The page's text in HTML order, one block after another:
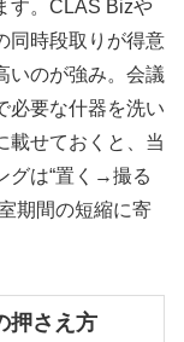
す。CLAS Bizや
同時段取りが得意
いのが強み。会議
必要な什器を洗い
載せておくと、当
グは“置く→撮る
期間の短縮に寄
押さえ方